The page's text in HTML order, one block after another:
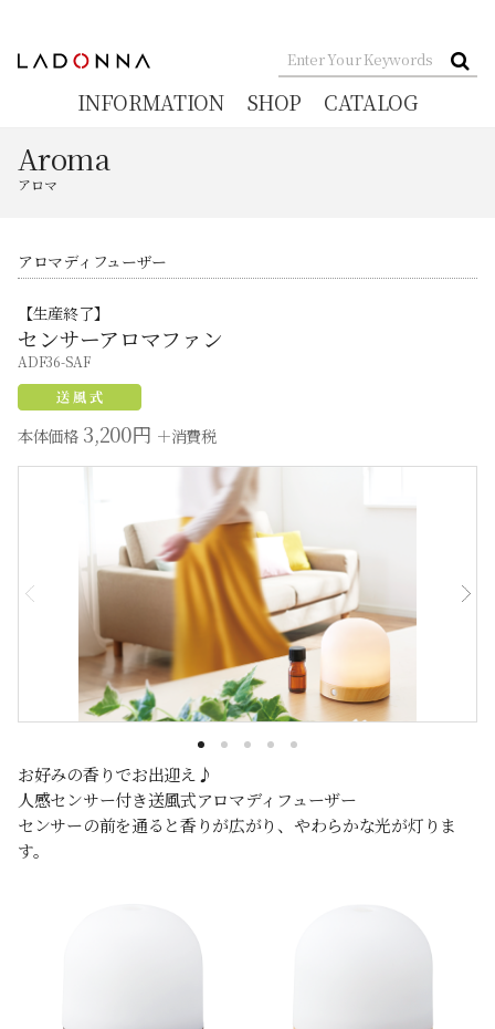
Aroma
アロマ
アロマディフューザー
【生産終了】
センサーアロマファン
ADF36-SAF
本体価格3,200円 ＋消費税
お好みの香りでお出迎え♪
人感センサー付き送風式アロマディフューザー
センサーの前を通ると香りが広がり、やわらかな光が灯りま
す。
INFORMATION SHOP CATALOG